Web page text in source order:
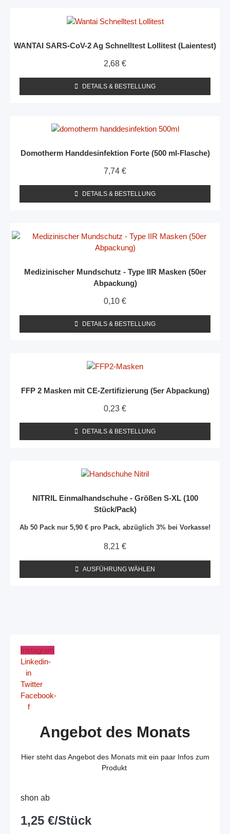
WANTAI SARS-CoV-2 Ag Schnelltest Lollitest (Laientest)
2,68 €
DETAILS & BESTELLUNG
Domotherm Handdesinfektion Forte (500 ml-Flasche)
7,74 €
DETAILS & BESTELLUNG
Medizinischer Mundschutz - Type IIR Masken (50er
Abpackung)
0,10 €
DETAILS & BESTELLUNG
FFP 2 Masken mit CE-Zertifizierung (5er Abpackung)
0,23 €
DETAILS & BESTELLUNG
NITRIL Einmalhandschuhe - Größen S-XL (100
Stück/Pack)
Ab 50 Pack nur 5,90 € pro Pack, abzüglich 3% bei Vorkasse!
8,21 €
AUSFÜHRUNG WÄHLEN
gewählt
werden
Instagram
Linkedin-
in
Twitter
Facebook-
f
Angebot des Monats
Hier steht das Angebot des Monats mit ein paar Infos zum
Produkt
shon ab
1,25 €/Stück